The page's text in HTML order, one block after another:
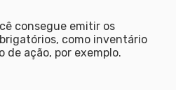
consegue emitir os
como inventário
de ação, por exemplo.